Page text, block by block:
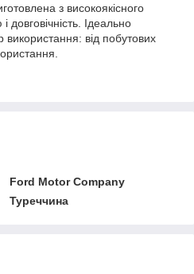
з високоякісного
довговічність. Ідеально
використання: від побутових
Ford Motor Company
Туреччина